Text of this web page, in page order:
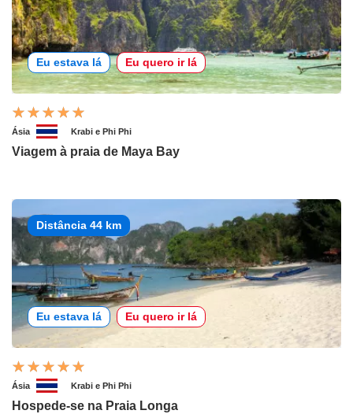
Eu estava lá Eu quero ir lá
Ásia Krabi e Phi Phi
Viagem à praia de Maya Bay
Distância 44 km
Eu estava lá Eu quero ir lá
Ásia Krabi e Phi Phi
Hospede-se na Praia Longa